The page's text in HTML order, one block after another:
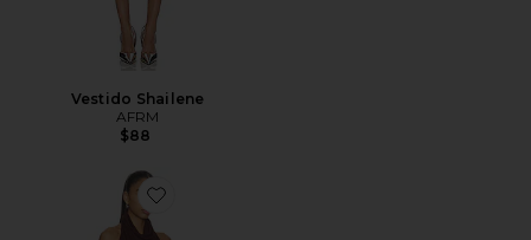
Vestido Shailene
AFRM
$88
Favorite Sonia High Neck Mini Dress